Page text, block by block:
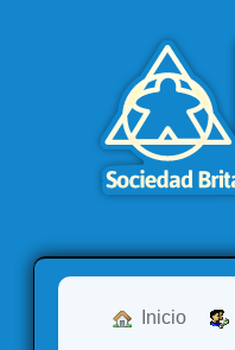
Inicio